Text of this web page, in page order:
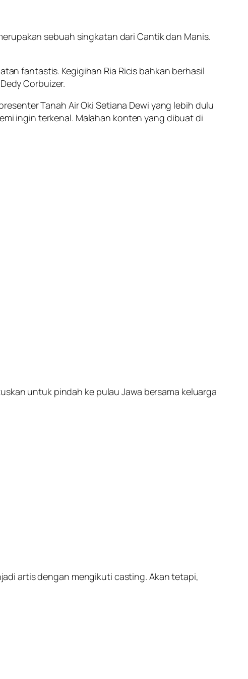
sebuah singkatan dari Cantik dan Manis.
fantastis. Kegigihan Ria Ricis bahkan berhasil
Corbuizer.
Tanah Air Oki Setiana Dewi yang lebih dulu
ingin terkenal. Malahan konten yang dibuat di
untuk pindah ke pulau Jawa bersama keluarga
artis dengan mengikuti casting. Akan tetapi,